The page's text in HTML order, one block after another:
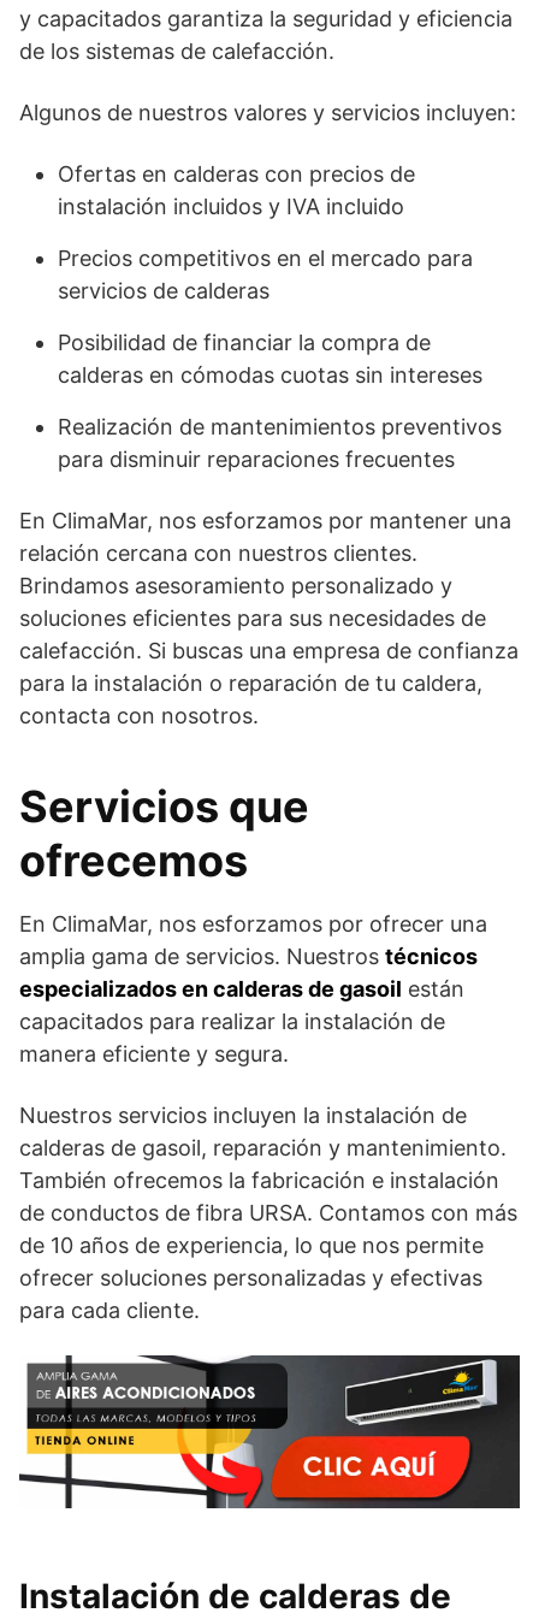
y capacitados garantiza la seguridad y eficiencia
de los sistemas de calefacción.
Algunos de nuestros valores y servicios incluyen:
Ofertas en calderas con precios de
instalación incluidos y IVA incluido
Precios competitivos en el mercado para
servicios de calderas
Posibilidad de financiar la compra de
calderas en cómodas cuotas sin intereses
Realización de mantenimientos preventivos
para disminuir reparaciones frecuentes
En ClimaMar, nos esforzamos por mantener una
relación cercana con nuestros clientes.
Brindamos asesoramiento personalizado y
soluciones eficientes para sus necesidades de
calefacción. Si buscas una empresa de confianza
para la instalación o reparación de tu caldera,
contacta con nosotros.
Servicios que
ofrecemos
En ClimaMar, nos esforzamos por ofrecer una
amplia gama de servicios. Nuestros técnicos
especializados en calderas de gasoil están
capacitados para realizar la instalación de
manera eficiente y segura.
Nuestros servicios incluyen la instalación de
calderas de gasoil, reparación y mantenimiento.
También ofrecemos la fabricación e instalación
de conductos de fibra URSA. Contamos con más
de 10 años de experiencia, lo que nos permite
ofrecer soluciones personalizadas y efectivas
para cada cliente.
Instalación de calderas de